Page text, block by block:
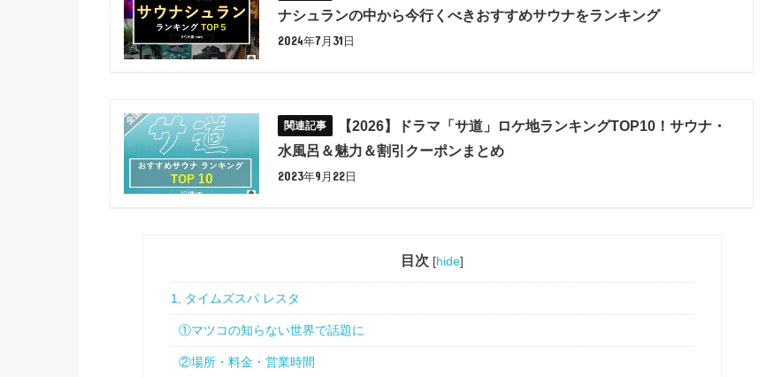
ナシュランの中から今行くべきおすすめサウナをランキング
2024年7月31日
【2026】ドラマ「サ道」ロケ地ランキングTOP10！サウナ・
水風呂＆魅力＆割引クーポンまとめ
2023年9月22日
目次 [hide]
1, タイムズスパ レスタ
①マツコの知らない世界で話題に
②場所・料金・営業時間